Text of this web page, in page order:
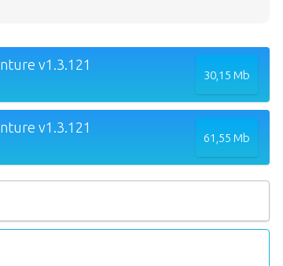
v1.3.121
30,15 Mb
v1.3.121
61,55 Mb